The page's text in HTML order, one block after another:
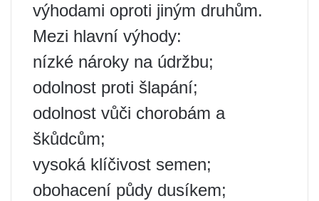
výhodami oproti jiným druhům.
Mezi hlavní výhody:
nízké nároky na údržbu;
odolnost proti šlapání;
odolnost vůči chorobám a
škůdcům;
vysoká klíčivost semen;
obohacení půdy dusíkem;